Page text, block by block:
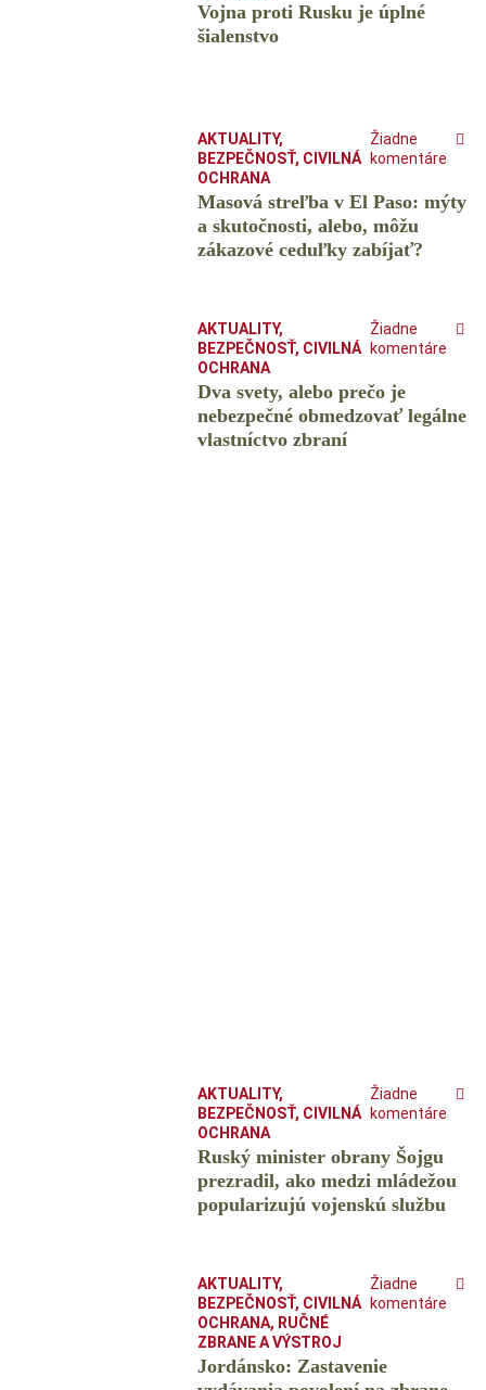
Vojna proti Rusku je úplné
šialenstvo
AKTUALITY,
BEZPEČNOSŤ, CIVILNÁ
OCHRANA
Žiadne
komentáre
Masová streľba v El Paso: mýty
a skutočnosti, alebo, môžu
zákazové ceduľky zabíjať?
AKTUALITY,
BEZPEČNOSŤ, CIVILNÁ
OCHRANA
Žiadne
komentáre
Dva svety, alebo prečo je
nebezpečné obmedzovať legálne
vlastníctvo zbraní
AKTUALITY,
BEZPEČNOSŤ, CIVILNÁ
OCHRANA
Žiadne
komentáre
Ruský minister obrany Šojgu
prezradil, ako medzi mládežou
popularizujú vojenskú službu
AKTUALITY,
BEZPEČNOSŤ, CIVILNÁ
OCHRANA, RUČNÉ
ZBRANE A VÝSTROJ
Žiadne
komentáre
Jordánsko: Zastavenie